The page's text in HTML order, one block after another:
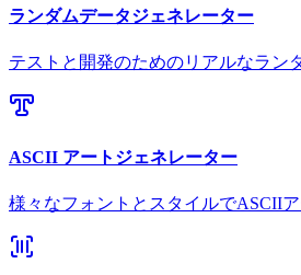
ランダムデータジェネレーター
テストと開発のためのリアルなラン
ASCII アートジェネレーター
様々なフォントとスタイルでASCII